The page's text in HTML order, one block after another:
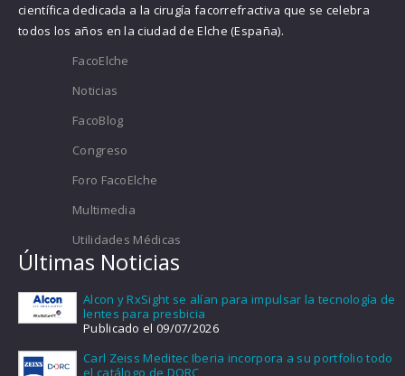
científica dedicada a la cirugía facorrefractiva que se celebra
todos los años en la ciudad de Elche (España).
FacoElche
Noticias
FacoBlog
Congreso
Foro FacoElche
Multimedia
Utilidades Médicas
Últimas Noticias
Alcon y RxSight se alían para impulsar la tecnología de
lentes para presbicia
Publicado el 09/07/2026
Carl Zeiss Meditec Iberia incorpora a su portfolio todo
el catálogo de DORC